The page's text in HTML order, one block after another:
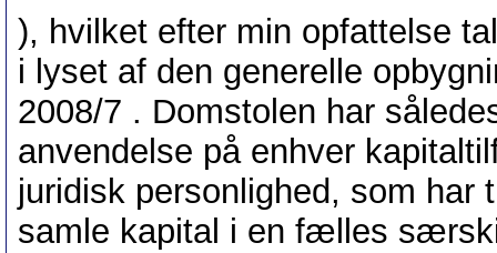
), hvilket efter min opfattelse
i lyset af den generelle
2008/7 . Domstolen har
anvendelse på enhver
juridisk personlighed, som har
samle kapital i en fælles